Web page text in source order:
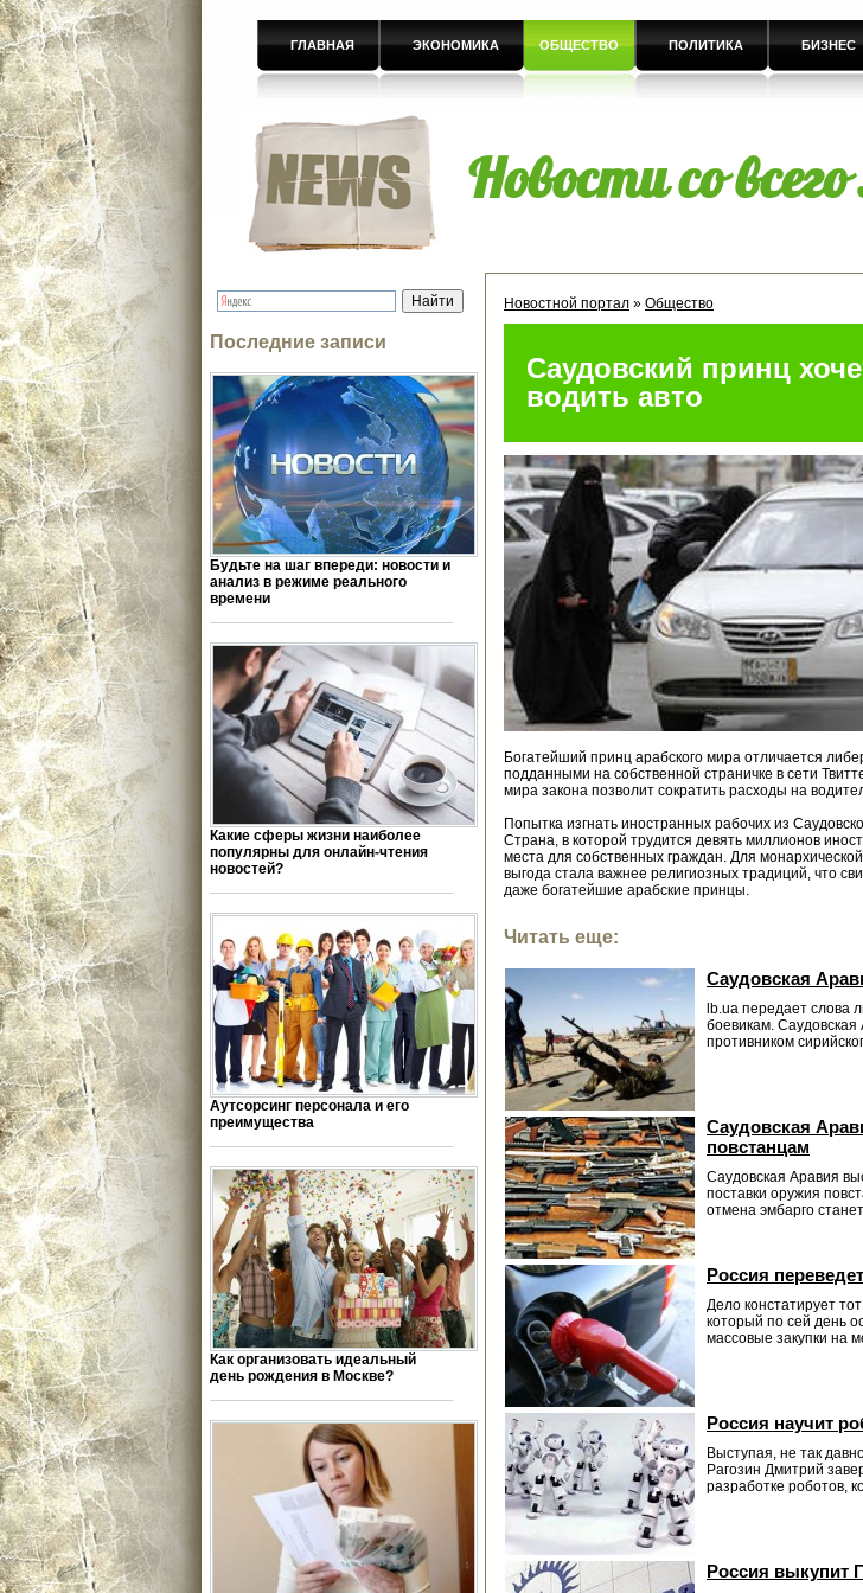
ГЛАВНАЯ ЭКОНОМИКА ОБЩЕСТВО ПОЛИТИКА БИЗНЕС
Новости со
Последние записи
Будьте на шаг впереди: новости и
анализ в режиме реального
времени
Какие сферы жизни наиболее
популярны для онлайн-чтения
новостей?
Аутсорсинг персонала и его
преимущества
Как организовать идеальный
день рождения в Москве?
Новостной портал » Общество
Саудовский принц
водить авто
Богатейший принц арабского мира отличается
подданными на собственной страничке в сети
мира закона позволит сократить расходы на
Попытка изгнать иностранных рабочих из
Страна, в которой трудится девять миллионов
места для собственных граждан. Для
выгода стала важнее религиозных традиций, что
даже богатейшие арабские принцы.
Читать еще:
Саудовская
lb.ua передает слова
боевикам.
противником
Саудовская
повстанцам
Саудовская Аравия
поставки оружия
отмена эмбарго
Россия
Дело констатирует
который по сей день
массовые закупки на
Россия научит
Выступая, не так
Рагозин Дмитрий
разработке роботов,
Россия выкупит